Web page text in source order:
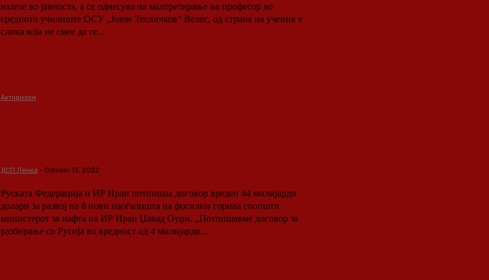
излезе во јавноста, а се однесува на малтретирање на професор во
средното училиште ОСУ „Јовче Тесличков“ Велес, од страна на ученик е
слика која не смее да се...
Активизам
ДСП Ленка - October 13, 2022
Руската Федерација и ИР Иран потпишаа договор вреден 44 милијарди
долари за развој на 8 нови наоѓалишта на фосилни горива соопшти
министерот за нафта на ИР Иран Џавад Оуџи. „Потпишавме договор за
разбирање со Русија во вредност од 4 милијарди...